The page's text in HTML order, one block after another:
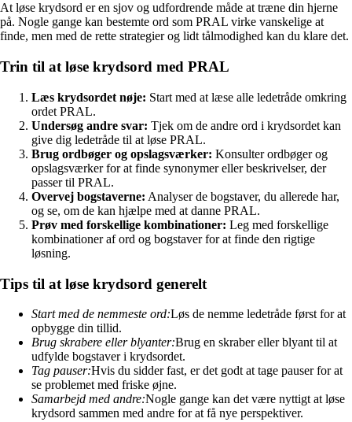
At løse krydsord er en sjov og udfordrende måde at træne din hjerne
på. Nogle gange kan bestemte ord som PRAL virke vanskelige at
finde, men med de rette strategier og lidt tålmodighed kan du klare det.
Trin til at løse krydsord med PRAL
Læs krydsordet nøje: Start med at læse alle ledetråde omkring
ordet PRAL.
Undersøg andre svar: Tjek om de andre ord i krydsordet kan
give dig ledetråde til at løse PRAL.
Brug ordbøger og opslagsværker: Konsulter ordbøger og
opslagsværker for at finde synonymer eller beskrivelser, der
passer til PRAL.
Overvej bogstaverne: Analyser de bogstaver, du allerede har,
og se, om de kan hjælpe med at danne PRAL.
Prøv med forskellige kombinationer: Leg med forskellige
kombinationer af ord og bogstaver for at finde den rigtige
løsning.
Tips til at løse krydsord generelt
Start med de nemmeste ord:Løs de nemme ledetråde først for at
opbygge din tillid.
Brug skrabere eller blyanter:Brug en skraber eller blyant til at
udfylde bogstaver i krydsordet.
Tag pauser:Hvis du sidder fast, er det godt at tage pauser for at
se problemet med friske øjne.
Samarbejd med andre:Nogle gange kan det være nyttigt at løse
krydsord sammen med andre for at få nye perspektiver.